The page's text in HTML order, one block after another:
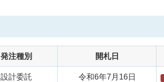
発注種別 開札日
設計委託 令和6年7月16日